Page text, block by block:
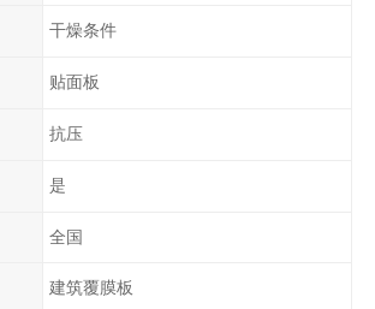
干燥条件
贴面板
抗压
是
全国
建筑覆膜板